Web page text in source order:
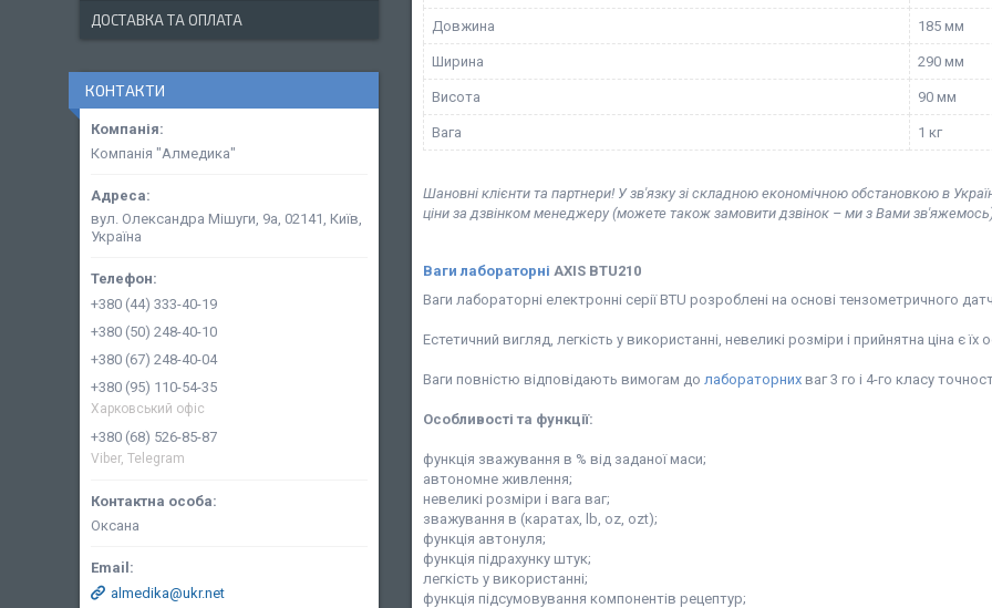
Довжина 185 мм
Ширина 290 мм
Висота 90 мм
Вага 1 кг
Шановні клієнти та партнери! У зв'язку зі складною економічною обстановкою в
ціни за дзвінком менеджеру (можете також замовити дзвінок – ми з Вами
Ваги лабораторні AXIS BTU210
Ваги лабораторні електронні серії BTU розроблені на основі тензометричного
Естетичний вигляд, легкість у використанні, невеликі розміри і прийнятна ціна є
Ваги повністю відповідають вимогам до лабораторних ваг 3 го і 4-го класу
Особливості та функції:
функція зважування в % від заданої маси;
автономне живлення;
невеликі розміри і вага ваг;
зважування в (каратах, lb, oz, ozt);
функція автонуля;
функція підрахунку штук;
легкість у використанні;
функція підсумовування компонентів рецептур;
ДОСТАВКА ТА ОПЛАТА
КОНТАКТИ
Компанія "Алмедика"
вул. Олександра Мішуги, 9а, 02141, Київ,
Україна
+380 (44) 333-40-19
+380 (50) 248-40-10
+380 (67) 248-40-04
+380 (95) 110-54-35
Харковський офіс
+380 (68) 526-85-87
Viber, Telegram
Оксана
almedika@ukr.net